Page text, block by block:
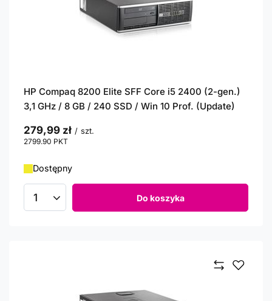
HP Compaq 8200 Elite SFF Core i5 2400 (2-gen.)
3,1 GHz / 8 GB / 240 SSD / Win 10 Prof. (Update)
279,99 zł / szt.
2799.90 PKT
Dostępny
Ilość produktów Do koszyka